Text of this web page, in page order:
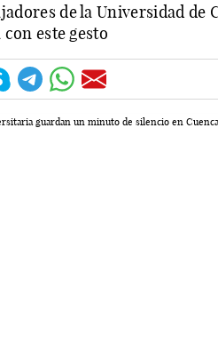
de la Universidad
este gesto